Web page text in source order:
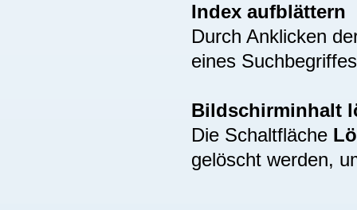
Index aufblättern
Durch Anklicken
eines
Bildschirminhalt
Die Schaltfläche
gelöscht werden,